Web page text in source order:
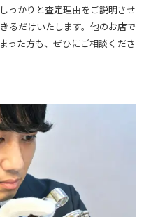
っかりと査定理由をご説明させ
るだけいたします。他のお店で
った方も、ぜひにご相談くださ